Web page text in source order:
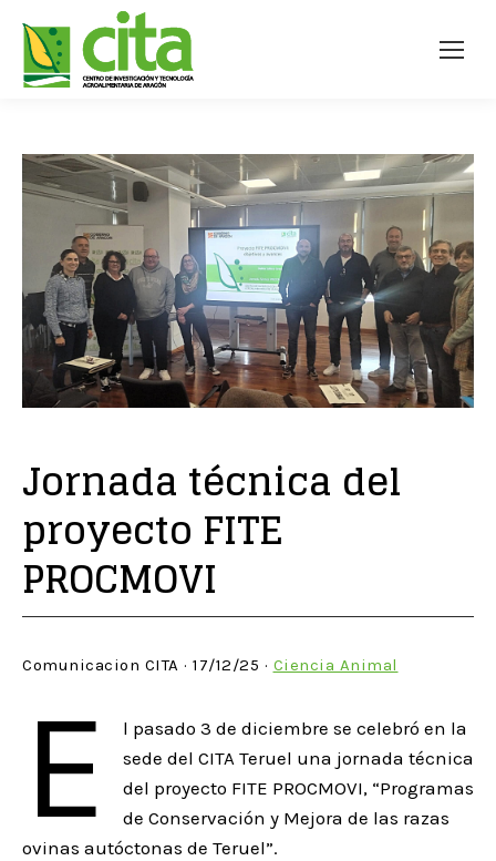
Jornada técnica del
proyecto FITE
PROCMOVI
Comunicacion CITA · 17/12/25 · Ciencia Animal
E
l pasado 3 de diciembre se celebró en la
sede del CITA Teruel una jornada técnica
del proyecto FITE PROCMOVI, “Programas
de Conservación y Mejora de las razas
ovinas autóctonas de Teruel”.